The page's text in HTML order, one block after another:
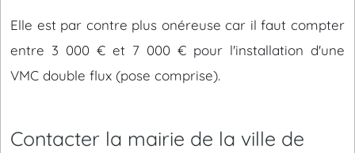
Elle est par contre plus onéreuse car il faut compter
entre 3 000 € et 7 000 € pour l'installation d'une
VMC double flux (pose comprise).
Contacter la mairie de la ville de